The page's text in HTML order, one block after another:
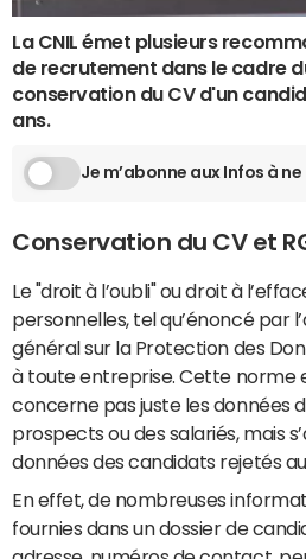
La CNIL émet plusieurs
de recrutement dans le cadre
conservation du CV d'un
ans.
Je m’abonne aux Infos à
Conservation du CV et
Le "droit à l’oubli" ou droit à
personnelles, tel qu’énoncé par
général sur la Protection des
à toute entreprise. Cette norme
concerne pas juste les données
prospects ou des salariés, mais
données des candidats rejetés
En effet, de nombreuses
fournies dans un dossier de